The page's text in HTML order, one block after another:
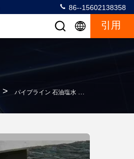
86--15602138358
引用
> パイプライン 石油塩水 ワックス 防腐テープ 金属フィッティングの密封用